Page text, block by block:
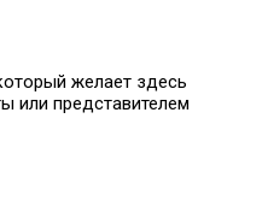
желает здесь
или представителем